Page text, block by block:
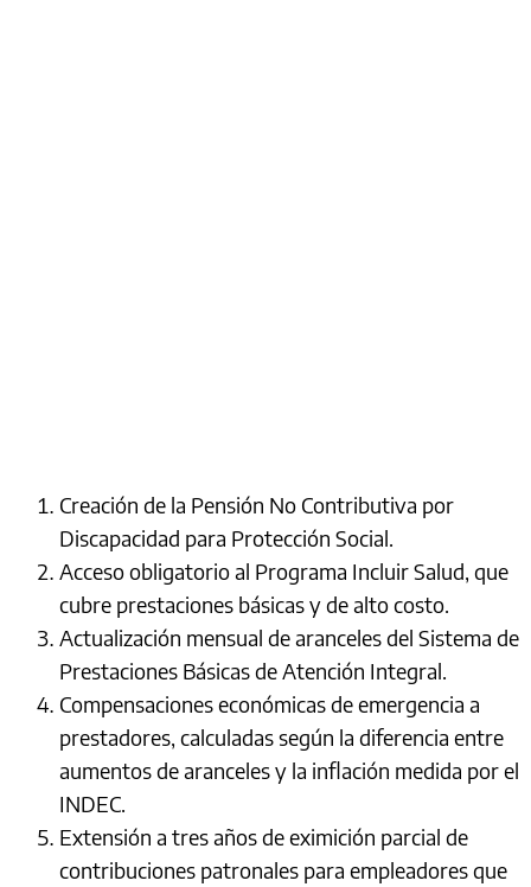
Creación de la Pensión No Contributiva por
Discapacidad para Protección Social.
Acceso obligatorio al Programa Incluir Salud, que
cubre prestaciones básicas y de alto costo.
Actualización mensual de aranceles del Sistema de
Prestaciones Básicas de Atención Integral.
Compensaciones económicas de emergencia a
prestadores, calculadas según la diferencia entre
aumentos de aranceles y la inflación medida por el
INDEC.
Extensión a tres años de eximición parcial de
contribuciones patronales para empleadores que